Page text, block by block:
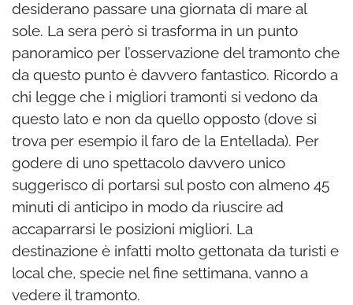
desiderano passare una giornata di mare al
sole. La sera però si trasforma in un punto
panoramico per l’osservazione del tramonto che
da questo punto è davvero fantastico. Ricordo a
chi legge che i migliori tramonti si vedono da
questo lato e non da quello opposto (dove si
trova per esempio il faro de la Entellada). Per
godere di uno spettacolo davvero unico
suggerisco di portarsi sul posto con almeno 45
minuti di anticipo in modo da riuscire ad
accaparrarsi le posizioni migliori. La
destinazione è infatti molto gettonata da turisti e
local che, specie nel fine settimana, vanno a
vedere il tramonto.